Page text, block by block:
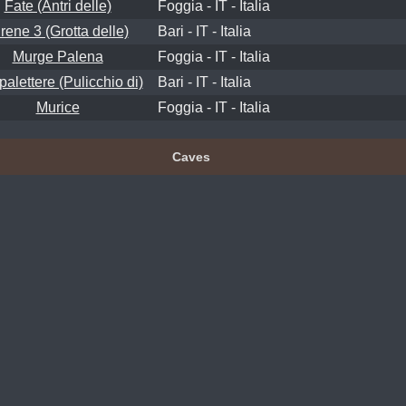
Fate (Antri delle)
Foggia - IT - Italia
3 (Grotta delle)
Bari - IT - Italia
Murge Palena
Foggia - IT - Italia
(Pulicchio di)
Bari - IT - Italia
Murice
Foggia - IT - Italia
Caves